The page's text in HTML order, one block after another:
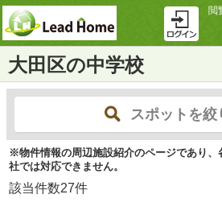
閲
大田区の中学校
スポットを絞
※物件情報の周辺施設紹介のページであり、
社では対応できません。
該当件数27件